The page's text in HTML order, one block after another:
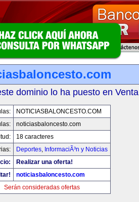
dominio lo ha puesto en Venta
NOTICIASBALONCESTO.COM
noticiasbaloncesto.com
18 caracteres
Deportes, InformaciÃ³n y Noticias
Realizar una oferta!
noticiasbaloncesto.com
Serán consideradas ofertas